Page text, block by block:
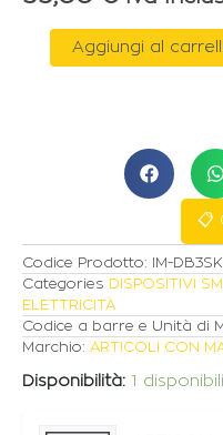
KIT
quantità
Aggiungi al
📋
Codice Prodotto: IM-
Categories DISPOSITIVI
ELETTRICITÀ
Codice a barre e Unità di
Marchio: ARTICOLI CON
Disponibilità: 1 disponibili